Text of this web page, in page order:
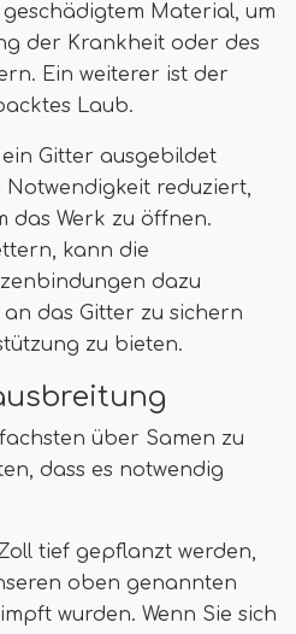
Material, um
der Krankheit oder des
Ein weiterer ist der
Laub.
Gitter ausgebildet
Notwendigkeit reduziert,
das Werk zu öffnen.
kann die
dazu
das Gitter zu sichern
zu bieten.
über Samen zu
dass es notwendig
tief gepflanzt werden,
oben genannten
wurden. Wenn Sie sich